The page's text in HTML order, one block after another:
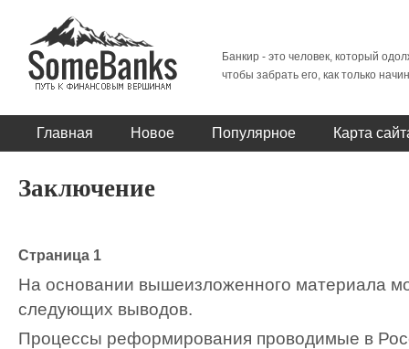
Банкир - это человек, который
чтобы забрать его, как только
Главная Новое Популярное Карта
Заключение
Страница 1
На основании вышеизложенного материала
следующих выводов.
Процессы реформирования проводимые в